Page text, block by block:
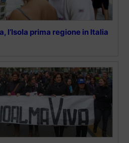
l’Isola prima regione in Italia